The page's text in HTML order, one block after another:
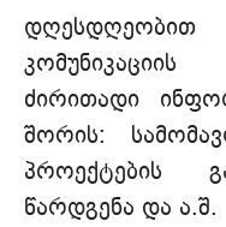
ძირითადი
შორის:
პროექტების
წარდგენა და ა.შ.